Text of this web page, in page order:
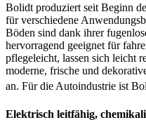
Bolidt produziert seit Beginn
für verschiedene
Böden sind dank ihrer
hervorragend geeignet für
pflegeleicht, lassen sich leicht
moderne, frische und
an. Für die Autoindustrie ist
Elektrisch leitfähig,